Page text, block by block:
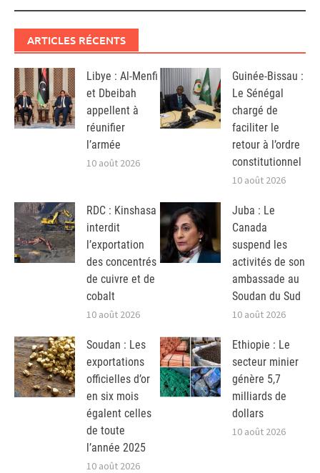
ARTICLES RÉCENTS
Libye : Al-Menfi
et Dbeibah
appellent à
réunifier
l’armée
10 août 2026
Guinée-Bissau :
Le Sénégal
chargé de
faciliter le
retour à l’ordre
constitutionnel
10 août 2026
RDC : Kinshasa
interdit
l’exportation
des concentrés
de cuivre et de
cobalt
10 août 2026
Juba : Le
Canada
suspend les
activités de son
ambassade au
Soudan du Sud
10 août 2026
Soudan : Les
exportations
officielles d’or
en six mois
égalent celles
de toute
l’année 2025
10 août 2026
Ethiopie : Le
secteur minier
génère 5,7
milliards de
dollars
10 août 2026